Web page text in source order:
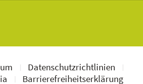
Datenschutzrichtlinien
Barrierefreiheitserklärung